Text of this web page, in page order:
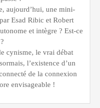
aujourd’hui, une mini-
Esad Ribic et Robert
et intègre ? Est-ce
cynisme, le vrai débat
l’existence d’un
de la connexion
envisageable !